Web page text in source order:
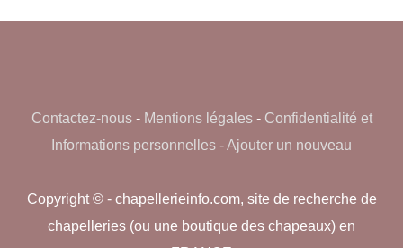
Contactez-nous- Mentions légales- Confidentialité et
Informations personnelles -Ajouter un nouveau
Copyright © - chapellerieinfo.com, site de recherche de
chapelleries (ou une boutique des chapeaux) en